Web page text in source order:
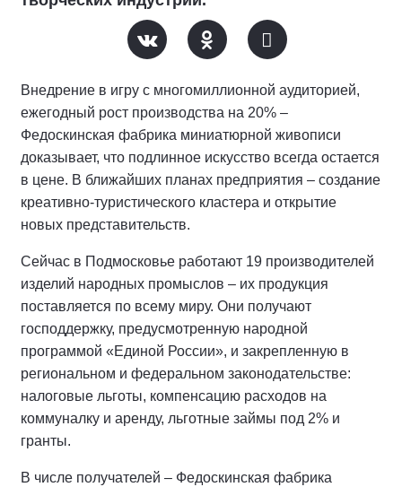
Внедрение в игру с многомиллионной аудиторией,
ежегодный рост производства на 20% –
Федоскинская фабрика миниатюрной живописи
доказывает, что подлинное искусство всегда остается
в цене. В ближайших планах предприятия – создание
креативно-туристического кластера и открытие
новых представительств.
Сейчас в Подмосковье работают 19 производителей
изделий народных промыслов – их продукция
поставляется по всему миру. Они получают
господдержку, предусмотренную народной
программой «Единой России», и закрепленную в
региональном и федеральном законодательстве:
налоговые льготы, компенсацию расходов на
коммуналку и аренду, льготные займы под 2% и
гранты.
В числе получателей – Федоскинская фабрика